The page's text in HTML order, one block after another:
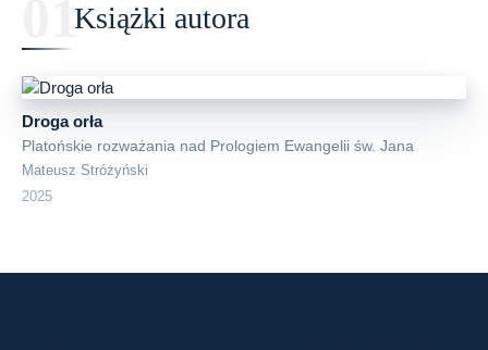
Książki autora
Droga orła
Platońskie rozważania nad Prologiem Ewangelii św. Jana
Mateusz Stróżyński
2025